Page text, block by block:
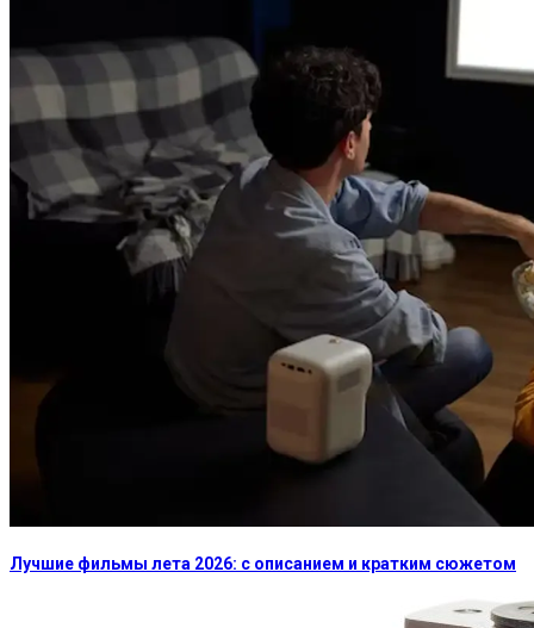
Лучшие фильмы лета 2026: с описанием и кратким сюжетом